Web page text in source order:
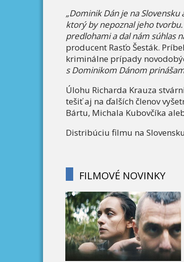
„Dominik Dán je na
ktorý by nepoznal jeho
predlohami a dal nám súhlas
producent Rasťo Šesták.
kriminálne prípady
s Dominikom Dánom
Úlohu Richarda Krauza
tešiť aj na ďalších členov
Bártu, Michala Kubovčíka
Distribúciu filmu na
FILMOVÉ NOVINKY